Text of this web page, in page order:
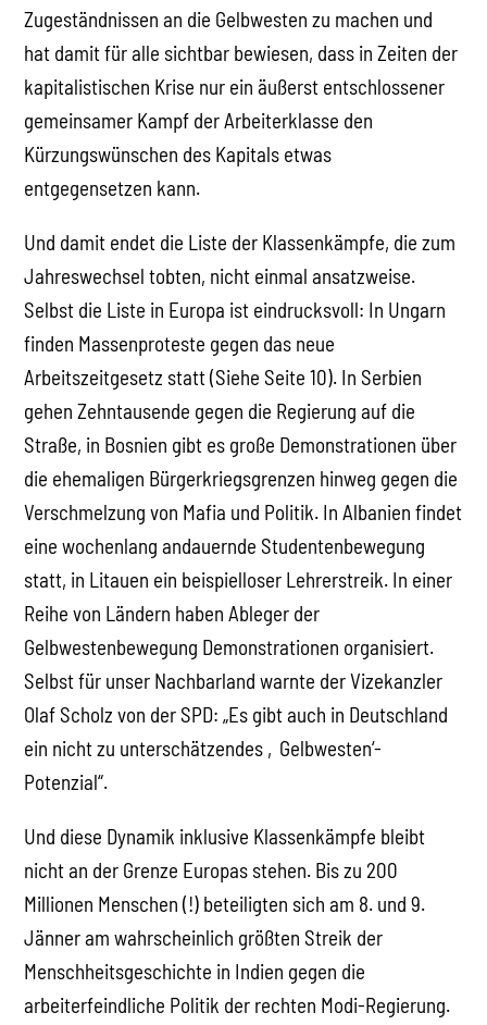
Zugeständnissen an die Gelbwesten zu machen und
hat damit für alle sichtbar bewiesen, dass in Zeiten der
kapitalistischen Krise nur ein äußerst entschlossener
gemeinsamer Kampf der Arbeiterklasse den
Kürzungswünschen des Kapitals etwas
entgegensetzen kann.
Und damit endet die Liste der Klassenkämpfe, die zum
Jahreswechsel tobten, nicht einmal ansatzweise.
Selbst die Liste in Europa ist eindrucksvoll: In Ungarn
finden Massenproteste gegen das neue
Arbeitszeitgesetz statt (Siehe Seite 10). In Serbien
gehen Zehntausende gegen die Regierung auf die
Straße, in Bosnien gibt es große Demonstrationen über
die ehemaligen Bürgerkriegsgrenzen hinweg gegen die
Verschmelzung von Mafia und Politik. In Albanien findet
eine wochenlang andauernde Studentenbewegung
statt, in Litauen ein beispielloser Lehrerstreik. In einer
Reihe von Ländern haben Ableger der
Gelbwestenbewegung Demonstrationen organisiert.
Selbst für unser Nachbarland warnte der Vizekanzler
Olaf Scholz von der SPD: „Es gibt auch in Deutschland
ein nicht zu unterschätzendes ‚Gelbwesten‘-
Potenzial“.
Und diese Dynamik inklusive Klassenkämpfe bleibt
nicht an der Grenze Europas stehen. Bis zu 200
Millionen Menschen (!) beteiligten sich am 8. und 9.
Jänner am wahrscheinlich größten Streik der
Menschheitsgeschichte in Indien gegen die
arbeiterfeindliche Politik der rechten Modi-Regierung.